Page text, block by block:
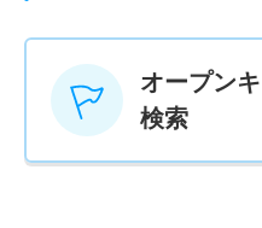
オープン
検索